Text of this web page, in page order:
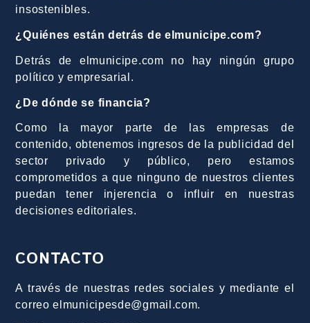
insostenibles.
¿Quiénes están detrás de elmunicipe.com?
Detrás de elmunicipe.com no hay ningún grupo
político y empresarial.
¿De dónde se financia?
Como la mayor parte de las empresas de
contenido, obtenemos ingresos de la publicidad del
sector privado y público, pero estamos
comprometidos a que ninguno de nuestros clientes
puedan tener injerencia o influir en nuestras
decisiones editoriales.
CONTACTO
A través de nuestras redes sociales y mediante el
correo elmunicipesde@gmail.com.